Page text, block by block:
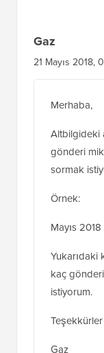
Merhaba,
sormak
Örnek:
Mayıs 2018
Yukarıdaki
istiyorum.
Teşekkürler
Gaz
Yanıtla